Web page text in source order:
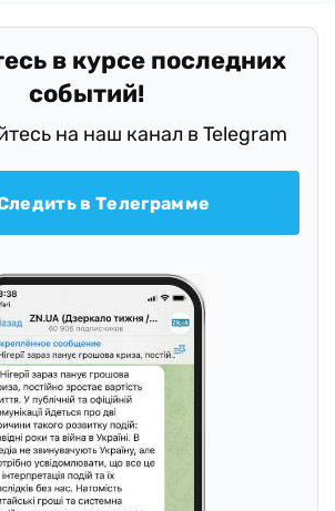
в курсе последних
событий!
на наш канал в Telegram
в Телеграмме